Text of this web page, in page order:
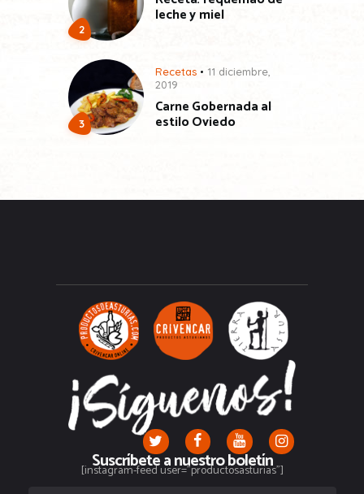
leche y miel
Recetas
11 diciembre,
2019
Carne Gobernada al
estilo Oviedo
[instagram-feed user="productosasturias"]
Suscríbete a nuestro boletín